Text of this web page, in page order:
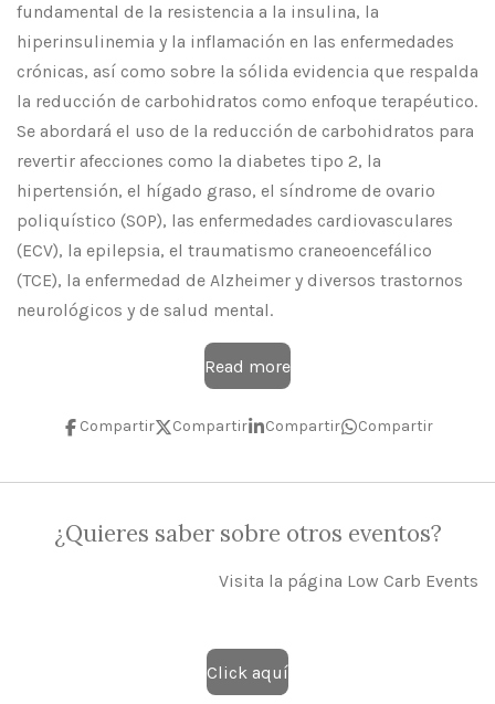
fundamental de la resistencia a la insulina, la
hiperinsulinemia y la inflamación en las enfermedades
crónicas, así como sobre la sólida evidencia que respalda
la reducción de carbohidratos como enfoque terapéutico.
Se abordará el uso de la reducción de carbohidratos para
revertir afecciones como la diabetes tipo 2, la
hipertensión, el hígado graso, el síndrome de ovario
poliquístico (SOP), las enfermedades cardiovasculares
(ECV), la epilepsia, el traumatismo craneoencefálico
(TCE), la enfermedad de Alzheimer y diversos trastornos
neurológicos y de salud mental.
Read more
Compartir Compartir Compartir Compartir
¿Quieres saber sobre otros eventos?
Visita la página Low Carb Events
Click aquí